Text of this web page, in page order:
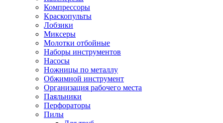
Компрессоры
Краскопульты
Лобзики
Миксеры
Молотки отбойные
Наборы инструментов
Насосы
Ножницы по металлу
Обжимной инструмент
Организация рабочего места
Паяльники
Перфораторы
Пилы